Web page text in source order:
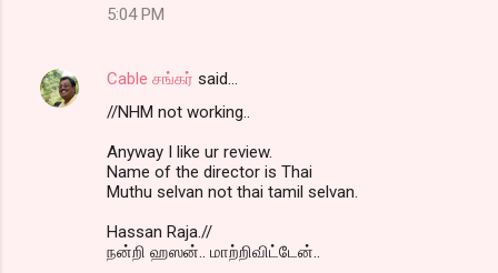
5:04 PM
Cable சங்கர் said…
//NHM not working..
Anyway I like ur review.
Name of the director is Thai
Muthu selvan not thai tamil selvan.
Hassan Raja.//
நன்றி ஹஸன்.. மாற்றிவிட்டேன்..